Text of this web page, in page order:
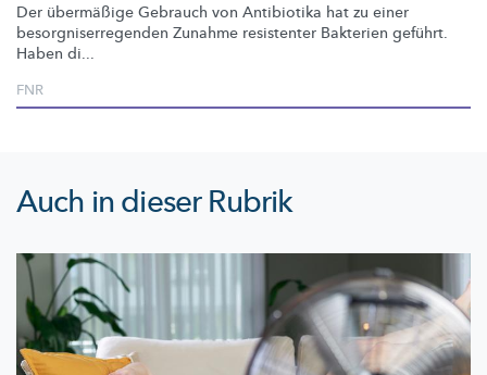
Der übermäßige Gebrauch von Antibiotika hat zu einer
besorgniserregenden Zunahme resistenter Bakterien geführt.
Haben di...
FNR
Auch in dieser Rubrik